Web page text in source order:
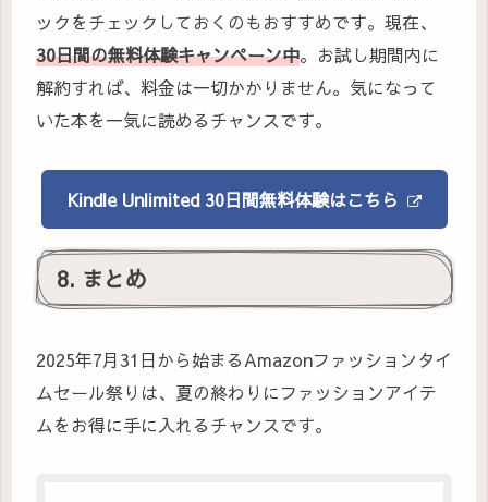
ックをチェックしておくのもおすすめです。現在、
30日間の無料体験キャンペーン中。お試し期間内に
解約すれば、料金は一切かかりません。気になって
いた本を一気に読めるチャンスです。
Kindle Unlimited 30日間無料体験はこちら
8. まとめ
2025年7月31日から始まるAmazonファッションタイ
ムセール祭りは、夏の終わりにファッションアイテ
ムをお得に手に入れるチャンスです。